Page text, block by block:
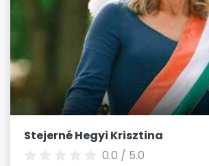
Stejerné Hegyi Krisztina
0.0 / 5.0